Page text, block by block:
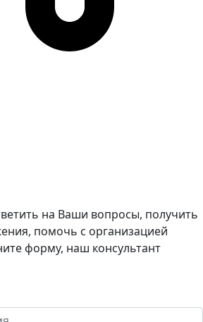
на Ваши вопросы, получить
помочь с организацией
форму, наш консультант